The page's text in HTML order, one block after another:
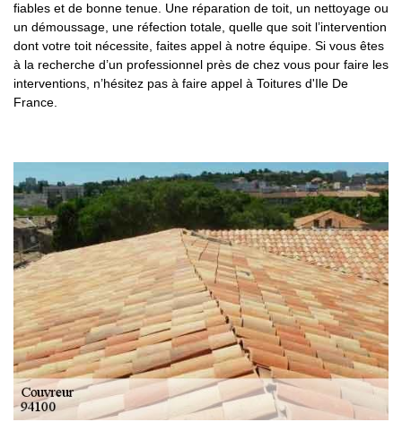
fiables et de bonne tenue. Une réparation de toit, un nettoyage ou
un démoussage, une réfection totale, quelle que soit l’intervention
dont votre toit nécessite, faites appel à notre équipe. Si vous êtes
à la recherche d’un professionnel près de chez vous pour faire les
interventions, n’hésitez pas à faire appel à Toitures d'Ile De
France.